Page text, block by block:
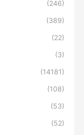
(246)
(389)
(22)
(3)
(14181)
(108)
(53)
(52)